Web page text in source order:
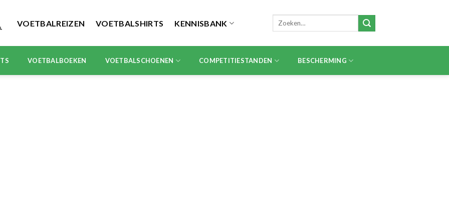
VOETBALREIZEN VOETBALSHIRTS KENNISBANK
Zoeken
VOETBALBOEKEN VOETBALSCHOENEN COMPETITIESTANDEN BESCHERMING